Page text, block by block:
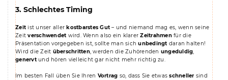
3. Schlechtes Timing
Zeit ist unser aller kostbarstes Gut – und niemand mag es, wenn seine
Zeitverschwendet wird. Wenn also ein klarerZeitrahmen für die
Präsentation vorgegeben ist, sollte man sichunbedingt daran halten!
Wird die Zeit überschritten, werden die Zuhörenden ungeduldig,
genervtund hören vielleicht gar nicht mehr richtig zu.
Im besten Fall üben Sie Ihren Vortrag so, dass Sie etwasschneller sind